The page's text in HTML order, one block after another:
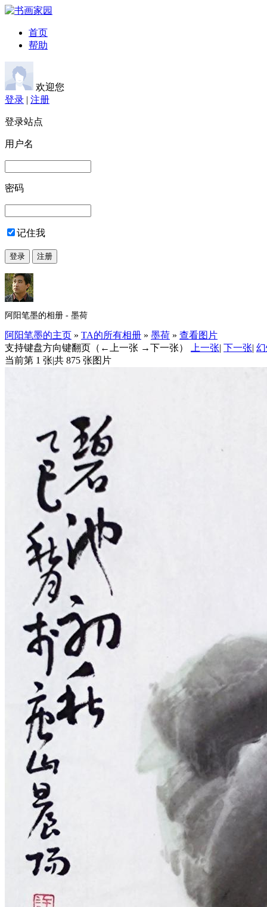
首页
帮助
欢迎您
登录 | 注册
登录站点
用户名
密码
记住我
阿阳笔墨的相册 - 墨荷
阿阳笔墨的主页 » TA的所有相册 » 墨荷 » 查看图片
支持键盘方向键翻页（←上一张 →下一张）
上一张| 下一张|
当前第 1 张|共 875 张图片